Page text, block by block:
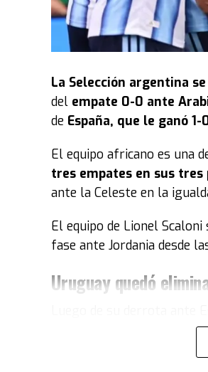
La Selección argentina
del empate 0-0 ante
de España, que le ganó
El equipo africano es una
tres empates en sus
ante la Celeste en la
El equipo de Lionel
fase ante Jordania desde
Uruguay quedó
Uruguay quedó como
sumó solo dos puntos y